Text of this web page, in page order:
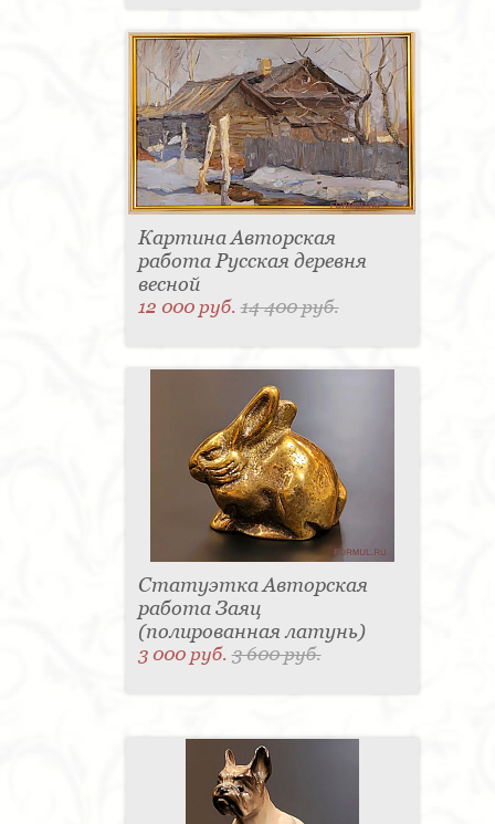
Картина Авторская
работа Русская деревня
весной
12 000 руб.14 400 руб.
Статуэтка Авторская
работа Заяц
(полированная латунь)
3 000 руб.3 600 руб.